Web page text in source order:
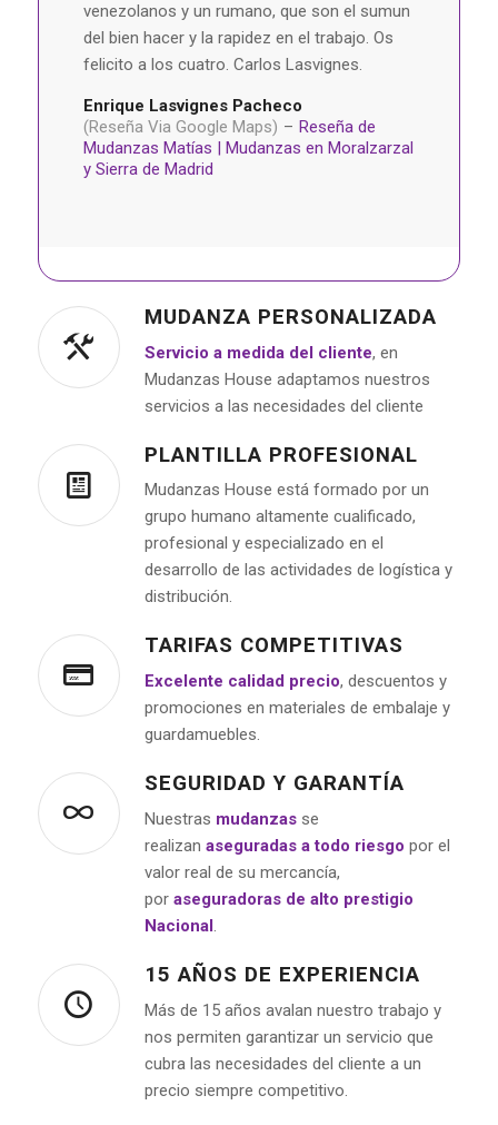
venezolanos y un rumano, que son el sumun
del bien hacer y la rapidez en el trabajo. Os
felicito a los cuatro. Carlos Lasvignes.
Enrique Lasvignes Pacheco
(Reseña Via Google Maps) – Reseña de
Mudanzas Matías | Mudanzas en Moralzarzal
y Sierra de Madrid
MUDANZA PERSONALIZADA
Servicio a medida del cliente, en
Mudanzas House adaptamos nuestros
servicios a las necesidades del cliente
PLANTILLA PROFESIONAL
Mudanzas House está formado por un
grupo humano altamente cualificado,
profesional y especializado en el
desarrollo de las actividades de logística y
distribución.
TARIFAS COMPETITIVAS
Excelente calidad precio, descuentos y
promociones en materiales de embalaje y
guardamuebles.
SEGURIDAD Y GARANTÍA
Nuestras mudanzasse
realizan aseguradas a todo riesgo por el
valor real de su mercancía,
por aseguradoras de alto prestigio
Nacional.
15 AÑOS DE EXPERIENCIA
Más de 15 años avalan nuestro trabajo y
nos permiten garantizar un servicio que
cubra las necesidades del cliente a un
precio siempre competitivo.